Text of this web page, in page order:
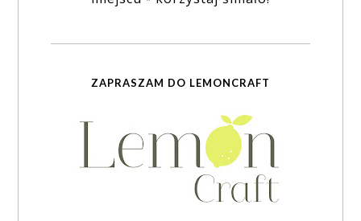
ZAPRASZAM DO LEMONCRAFT